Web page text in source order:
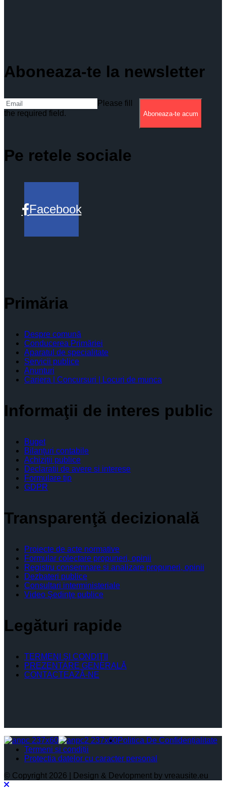
Aboneaza-te la newsletter
Please fill
the required field.
Aboneaza-te acum
Pe retele sociale
Facebook
Primăria
Despre comună
Conducerea Primăriei
Aparatul de specialitate
Servicii publice
Anunturi
Cariera | Concursuri | Locuri de munca
Informaţii de interes public
Buget
Bilanţuri contabile
Achiziţii publice
Declaratii de avere si interese
Formulare tip
GDPR
Transparenţă decizională
Proiecte de acte normative
Formular colectare propuneri, opinii
Registru consemnare si analizare propuneri, opinii
Dezbateri publice
Consultari interministeriale
Video Şedinţe publice
Legături rapide
TERMENI ŞI CONDIŢII
PREZENTARE GENERALĂ
CONTACTEAZĂ-NE
Politica De Confidențialitate
Termeni și condiții
Protectia datelor cu caracter personal
© Copyright 2026 | Design & Devlopment by vreausite.eu